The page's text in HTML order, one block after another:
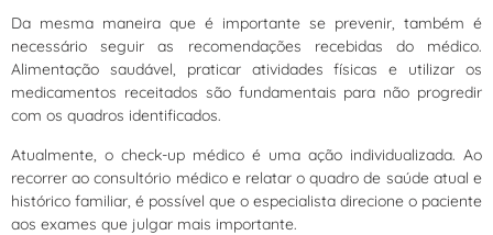
Da mesma maneira que é importante se prevenir, também é
necessário seguir as recomendações recebidas do médico.
Alimentação saudável, praticar atividades físicas e utilizar os
medicamentos receitados são fundamentais para não progredir
com os quadros identificados.
Atualmente, o check-up médico é uma ação individualizada. Ao
recorrer ao consultório médico e relatar o quadro de saúde atual e
histórico familiar, é possível que o especialista direcione o paciente
aos exames que julgar mais importante.